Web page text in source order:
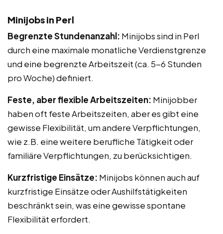
Minijobs in Perl
Begrenzte Stundenanzahl: Minijobs sind in Perl
durch eine maximale monatliche Verdienstgrenze
und eine begrenzte Arbeitszeit (ca. 5-6 Stunden
pro Woche) definiert.
Feste, aber flexible Arbeitszeiten: Minijobber
haben oft feste Arbeitszeiten, aber es gibt eine
gewisse Flexibilität, um andere Verpflichtungen,
wie z.B. eine weitere berufliche Tätigkeit oder
familiäre Verpflichtungen, zu berücksichtigen.
Kurzfristige Einsätze: Minijobs können auch auf
kurzfristige Einsätze oder Aushilfstätigkeiten
beschränkt sein, was eine gewisse spontane
Flexibilität erfordert.